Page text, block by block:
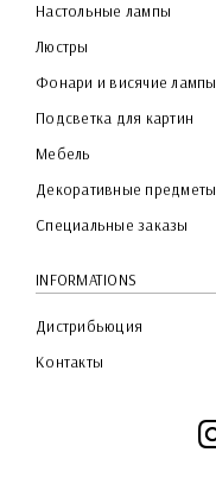
Настольные лампы
Люстры
Фонари и висячие лампы
Подсветка для картин
Мебель
Декоративные предметы
Специальные заказы
INFORMATIONS
Дистрибьюция
Контакты